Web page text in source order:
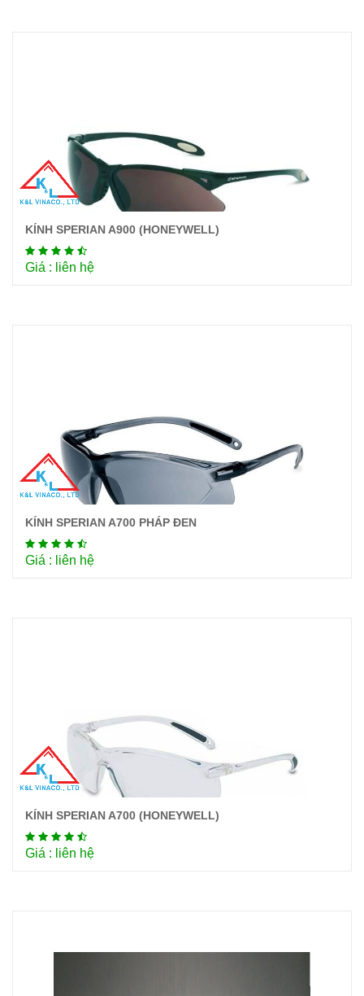
Chi tiết
KÍNH SPERIAN A900 (HONEYWELL)
Giá : liên hệ
Chi tiết
KÍNH SPERIAN A700 PHÁP ĐEN
Giá : liên hệ
Chi tiết
KÍNH SPERIAN A700 (HONEYWELL)
Giá : liên hệ